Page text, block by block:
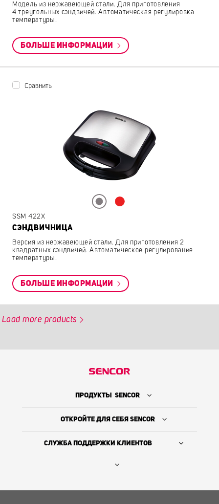
Модель из нержавеющей стали. Для приготовления
4 треугольных сэндвичей. Автоматическая регулировка
температуры.
БОЛЬШЕ ИНФОРМАЦИИ
Сравнить
SSM 422X
СЭНДВИЧНИЦА
Версия из нержавеющей стали. Для приготовления 2
квадратных сэндвичей. Автоматическое регулирование
температуры.
БОЛЬШЕ ИНФОРМАЦИИ
Load more products
ПРОДУКТЫ SENCOR
ОТКРОЙТЕ ДЛЯ СЕБЯ SENCOR
СЛУЖБА ПОДДЕРЖКИ КЛИЕНТОВ